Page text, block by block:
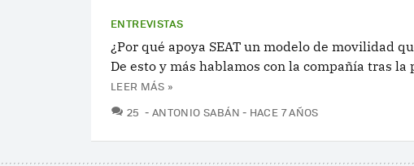
ENTREVISTAS
¿Por qué apoya SEAT un modelo de movilidad
De esto y más hablamos con la compañía tras
LEER MÁS »
25 COMENTARIOS
ANTONIO SABÁN HACE 7 AÑOS